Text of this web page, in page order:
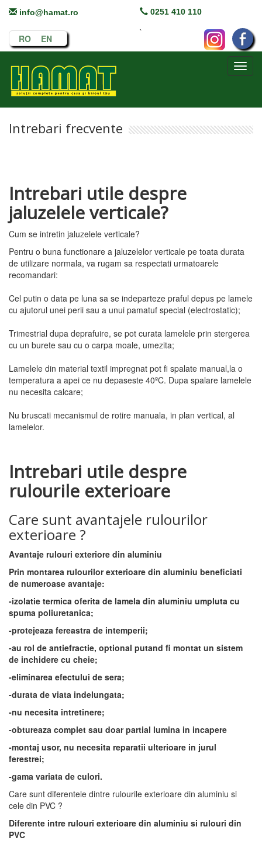
info@hamat.ro 0251 410 110
RO EN
`
Intrebari frecvente
Intrebari utile despre
jaluzelele verticale?
Cum se intretin jaluzelele verticale?
Pentru o buna functionare a jaluzelelor verticale pe toata durata
de utilizare normala, va rugam sa respectati urmatoarele
recomandari:
Cel putin o data pe luna sa se indeparteze praful depus pe lamele
cu ajutorul unei perii sau a unui pamatuf special (electrostatic);
Trimestrial dupa deprafuire, se pot curata lamelele prin stergerea
cu un burete sau cu o carpa moale, umezita;
Lamelele din material textil impregnat pot fi spalate manual,la o
temperatura a apei ce nu depaseste 40ºC. Dupa spalare lamelele
nu necesita calcare;
Nu bruscati mecanismul de rotire manuala, in plan vertical, al
lamelelor.
Intrebari utile despre
rulourile exterioare
Care sunt avantajele rulourilor
exterioare ?
Avantaje rulouri exteriore din aluminiu
Prin montarea rulourilor exterioare din aluminiu beneficiati
de numeroase avantaje:
-izolatie termica oferita de lamela din aluminiu umpluta cu
spuma poliuretanica;
-protejeaza fereastra de intemperii;
-au rol de antiefractie, optional putand fi montat un sistem
de inchidere cu cheie;
-eliminarea efectului de sera;
-durata de viata indelungata;
-nu necesita intretinere;
-obtureaza complet sau doar partial lumina in incapere
-montaj usor, nu necesita reparatii ulterioare in jurul
ferestrei;
-gama variata de culori.
Care sunt diferentele dintre rulourile exterioare din aluminiu si
cele din PVC ?
Diferente intre rulouri exterioare din aluminiu si rulouri din
PVC